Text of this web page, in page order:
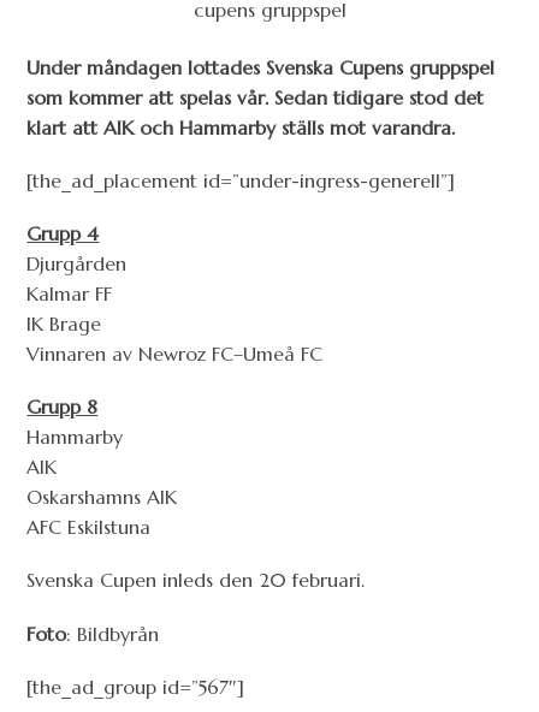
Under måndagen lottades Svenska Cupens gruppspel
som kommer att spelas vår. Sedan tidigare stod det
klart att AIK och Hammarby ställs mot varandra.
[the_ad_placement id=”under-ingress-generell”]
Grupp 4
Djurgården
Kalmar FF
IK Brage
Vinnaren av Newroz FC–Umeå FC
Grupp 8
Hammarby
AIK
Oskarshamns AIK
AFC Eskilstuna
Svenska Cupen inleds den 20 februari.
Foto: Bildbyrån
[the_ad_group id=”567″]